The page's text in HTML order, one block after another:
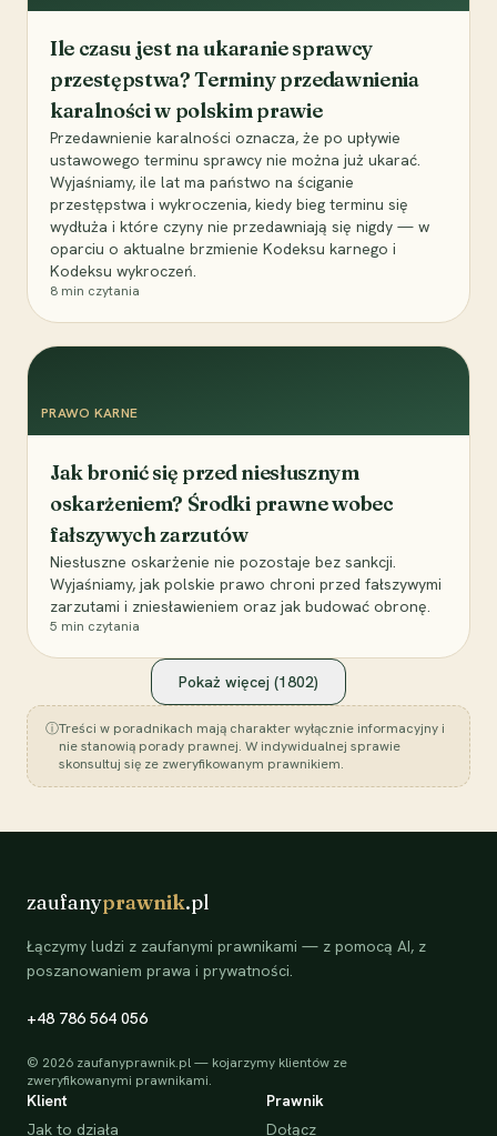
Ile czasu jest na ukaranie sprawcy
przestępstwa? Terminy przedawnienia
karalności w polskim prawie
Przedawnienie karalności oznacza, że po upływie
ustawowego terminu sprawcy nie można już ukarać.
Wyjaśniamy, ile lat ma państwo na ściganie
przestępstwa i wykroczenia, kiedy bieg terminu się
wydłuża i które czyny nie przedawniają się nigdy — w
oparciu o aktualne brzmienie Kodeksu karnego i
Kodeksu wykroczeń.
8 min czytania
PRAWO KARNE
Jak bronić się przed niesłusznym
oskarżeniem? Środki prawne wobec
fałszywych zarzutów
Niesłuszne oskarżenie nie pozostaje bez sankcji.
Wyjaśniamy, jak polskie prawo chroni przed fałszywymi
zarzutami i zniesławieniem oraz jak budować obronę.
5 min czytania
Pokaż więcej (1802)
ⓘTreści w poradnikach mają charakter wyłącznie informacyjny i
nie stanowią porady prawnej. W indywidualnej sprawie
skonsultuj się ze zweryfikowanym prawnikiem.
zaufanyprawnik.pl
Łączymy ludzi z zaufanymi prawnikami — z pomocą AI, z
poszanowaniem prawa i prywatności.
+48 786 564 056
© 2026 zaufanyprawnik.pl — kojarzymy klientów ze
zweryfikowanymi prawnikami.
Klient
Jak to działa
Prawnik
Dołącz